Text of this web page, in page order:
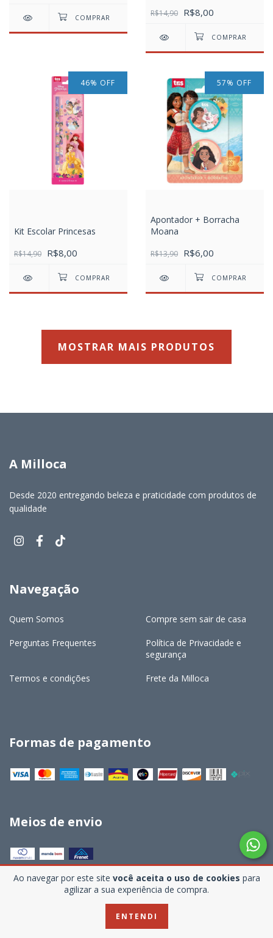
Ao navegar por este site você aceita o uso de cookies para
agilizar a sua experiência de compra.
ENTENDI
R$14,90 R$8,00
46% OFF
Kit Escolar Princesas
R$14,90 R$8,00
57% OFF
Apontador + Borracha
Moana
R$13,90 R$6,00
MOSTRAR MAIS PRODUTOS
A Milloca
Desde 2020 entregando beleza e praticidade com produtos de
qualidade
Navegação
Quem Somos Compre sem sair de casa
Perguntas Frequentes
Política de Privacidade e
segurança
Termos e condições Frete da Milloca
Formas de pagamento
Meios de envio
Newsletter
Se inscreva e seja o primeiro a saber de todas as novidades e